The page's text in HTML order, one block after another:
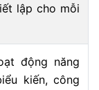
lập cho mỗi
động năng
kiến, công